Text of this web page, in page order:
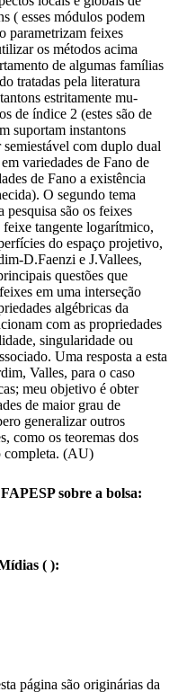
( esses módulos podem
parametrizam feixes
os métodos acima
de algumas famílias
tratadas pela literatura
estritamente mu-
de índice 2 (estes são de
suportam instantons
com duplo dual
variedades de Fano de
de Fano a existência
O segundo tema
pesquisa são os feixes
tangente logarítmico,
do espaço projetivo,
D.Faenzi e J.Vallees,
questões que
em uma interseção
algébricas da
com as propriedades
singularidade ou
Uma resposta a esta
Valles, para o caso
meu objetivo é obter
de maior grau de
generalizar outros
como os teoremas dos
completa. (AU)
sobre a bolsa:
( ):
página são originárias da